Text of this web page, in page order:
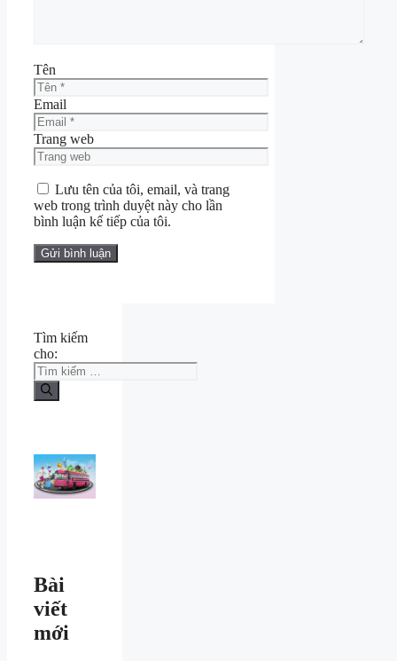
Tên
Email
Trang web
Lưu tên của tôi, email, và trang
web trong trình duyệt này cho lần
bình luận kế tiếp của tôi.
Tìm kiếm
cho:
Bài
viết
mới